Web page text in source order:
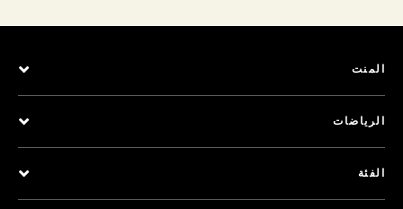
المنت
الرياضات
الفئة